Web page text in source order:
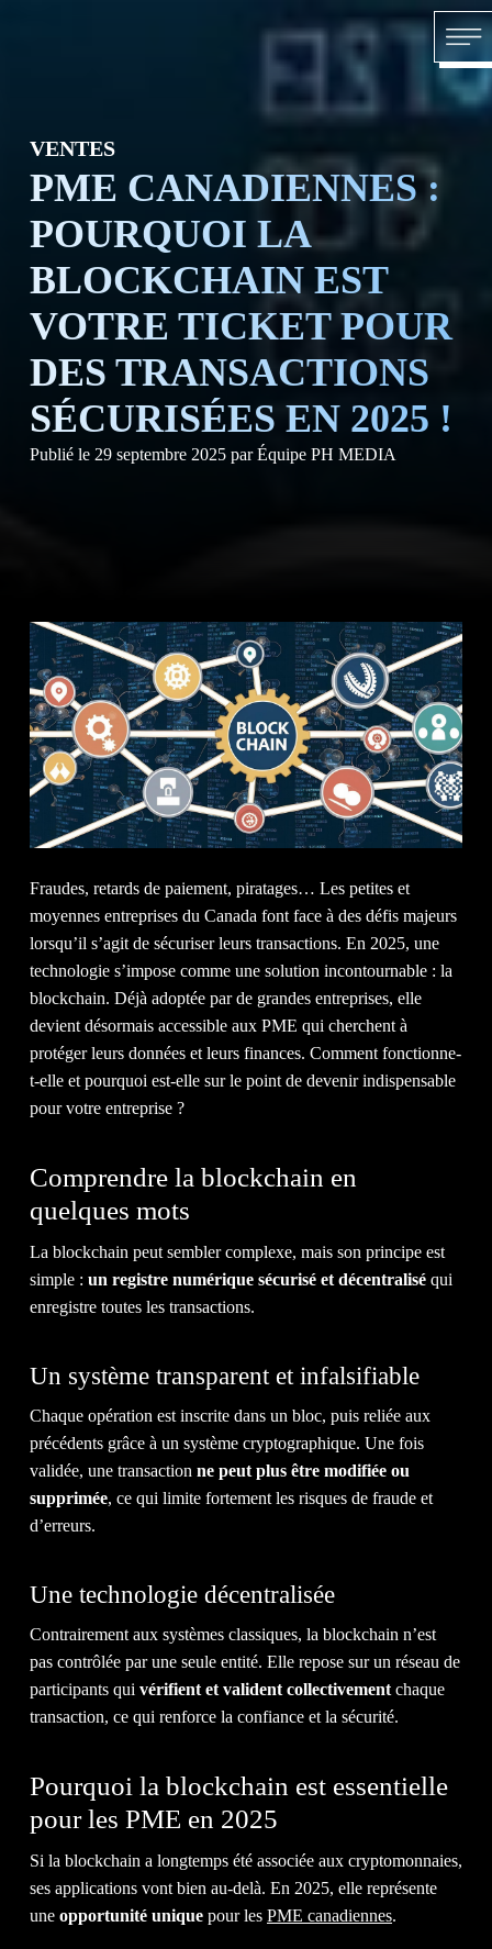
À
NOS
NOS
&
VENTES
PME CANADIENNES :
POURQUOI LA
BLOCKCHAIN EST
VOTRE TICKET POUR
DES TRANSACTIONS
SÉCURISÉES EN 2025 !
Publié le 29 septembre 2025 par Équipe PH MEDIA
Fraudes, retards de paiement, piratages… Les petites et
moyennes entreprises du Canada font face à des défis majeurs
lorsqu’il s’agit de sécuriser leurs transactions. En 2025, une
technologie s’impose comme une solution incontournable : la
blockchain. Déjà adoptée par de grandes entreprises, elle
devient désormais accessible aux PME qui cherchent à
protéger leurs données et leurs finances. Comment fonctionne-
t-elle et pourquoi est-elle sur le point de devenir indispensable
pour votre entreprise ?
Comprendre la blockchain en
quelques mots
La blockchain peut sembler complexe, mais son principe est
simple : un registre numérique sécurisé et décentralisé qui
enregistre toutes les transactions.
Un système transparent et infalsifiable
Chaque opération est inscrite dans un bloc, puis reliée aux
précédents grâce à un système cryptographique. Une fois
validée, une transaction ne peut plus être modifiée ou
supprimée, ce qui limite fortement les risques de fraude et
d’erreurs.
Une technologie décentralisée
Contrairement aux systèmes classiques, la blockchain n’est
pas contrôlée par une seule entité. Elle repose sur un réseau de
participants qui vérifient et valident collectivement chaque
transaction, ce qui renforce la confiance et la sécurité.
Pourquoi la blockchain est essentielle
pour les PME en 2025
Si la blockchain a longtemps été associée aux cryptomonnaies,
ses applications vont bien au-delà. En 2025, elle représente
une opportunité unique pour les PME canadiennes.